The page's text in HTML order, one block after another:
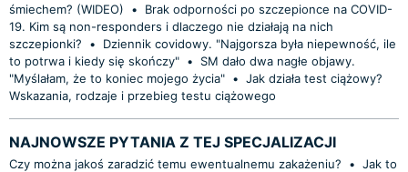
śmiechem? (WIDEO)
•
Brak odporności po szczepionce na COVID-
19. Kim są non-responders i dlaczego nie działają na nich
szczepionki?
•
Dziennik covidowy. "Najgorsza była niepewność, ile
to potrwa i kiedy się skończy" •
SM dało dwa nagłe objawy.
"Myślałam, że to koniec mojego życia" • Jak działa test ciążowy?
Wskazania, rodzaje i przebieg testu ciążowego
NAJNOWSZE PYTANIA Z TEJ SPECJALIZACJI
Czy można jakoś zaradzić temu ewentualnemu zakażeniu? • Jak to